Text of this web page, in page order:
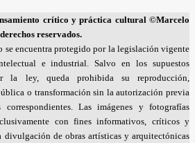
crítico y práctica cultural ©Marcelo
reservados.
se encuentra protegido por la legislación vigente
e industrial. Salvo en los supuestos
la ley, queda prohibida su reproducción,
o transformación sin la autorización previa
Las imágenes y fotografías
con fines informativos, críticos y
divulgación de obras artísticas y arquitectónicas